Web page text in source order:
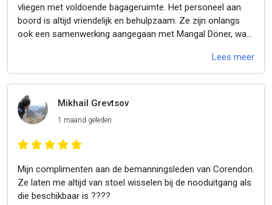
vliegen met voldoende bagageruimte. Het personeel aan
boord is altijd vriendelijk en behulpzaam. Ze zijn onlangs
ook een samenwerking aangegaan met Mangal Döner, wat
wel wat versleten, vandaar de aftrek van één ster. We
hebben echter nog nooit problemen gehad met onze
vluchten en hebben al minstens 20 keer met Corendon
gevlogen. We zijn niet gebonden aan schoolvakanties, dus
we kunnen vaak echte koopjes vinden. Ga zo door! ;)
Lees meer
Mikhail Grevtsov
1 maand geleden
Mijn complimenten aan de bemanningsleden van Corendon.
Ze laten me altijd van stoel wisselen bij de nooduitgang als
die beschikbaar is ????